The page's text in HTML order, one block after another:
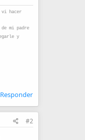
vi hacer
mi padre
y
Responder
#2